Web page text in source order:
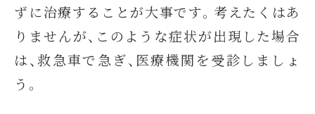
ずに治療することが大事です。考えたくはあ
りませんが、このような症状が出現した場合
は、救急車で急ぎ、医療機関を受診しましょ
う。